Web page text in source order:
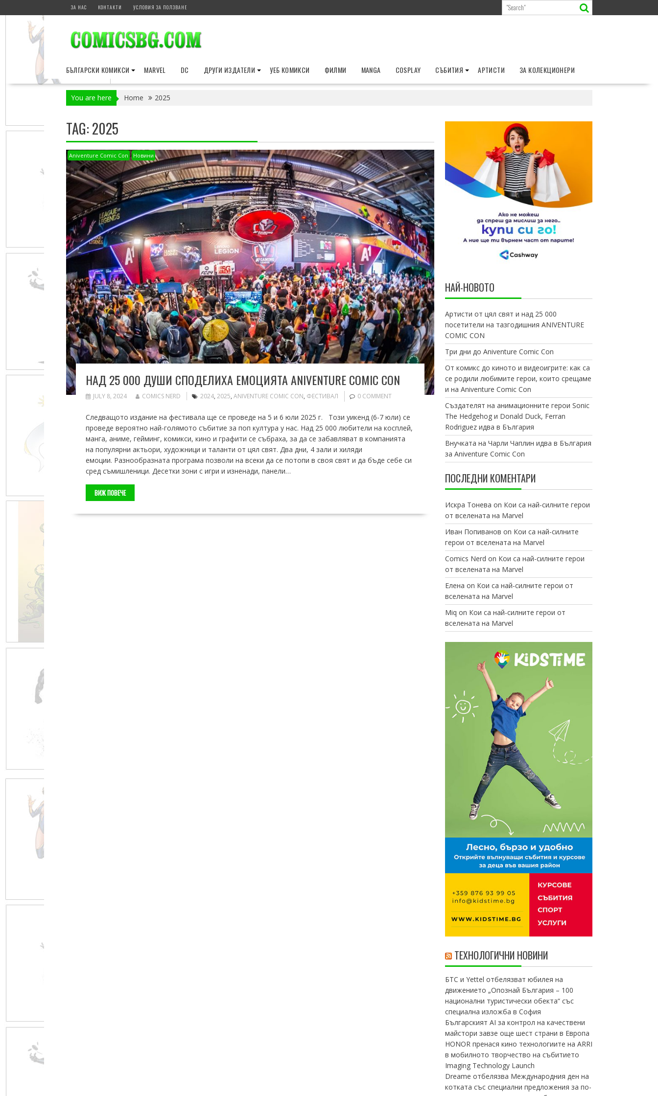
to
ЗА НАС КОНТАКТИ УСЛОВИЯ ЗА ПОЛЗВАНЕ
БЪЛГАРСКИ КОМИКСИ MARVEL DC ДРУГИ ИЗДАТЕЛИ УЕБ КОМИКСИ ФИЛМИ MANGA COSPLAY СЪБИТИЯ АРТИСТИ ЗА КОЛЕКЦИОНЕРИ
You are here Home 2025
TAG:2025
Aniventure Comic Con Новини
НАД 25 000 ДУШИ СПОДЕЛИХА ЕМОЦИЯТА ANIVENTURE COMIC CON
JULY 8, 2024 COMICS NERD 2024, 2025, ANIVENTURE COMIC CON, ФЕСТИВАЛ 0 COMMENT
Следващото издание на фестивала ще се проведе на 5 и 6 юли 2025 г. Този уикенд (6-7 юли) се
проведе вероятно най-голямото събитие за поп култура у нас. Над 25 000 любители на косплей,
манга, аниме, гейминг, комикси, кино и графити се събраха, за да се забавляват в компанията
на популярни актьори, художници и таланти от цял свят. Два дни, 4 зали и хиляди
емоции. Разнообразната програма позволи на всеки да се потопи в своя свят и да бъде себе си
сред съмишленици. Десетки зони с игри и изненади, панели…
ВИЖ ПОВЕЧЕ
НАЙ-НОВОТО
Артисти от цял свят и над 25 000
посетители на тазгодишния ANIVENTURE
COMIC CON
Три дни до Aniventure Comic Con
От комикс до киното и видеоигрите: как са
се родили любимите герои, които срещаме
и на Aniventure Comic Con
Създателят на анимационните герои Sonic
The Hedgehog и Donald Duck, Ferran
Rodriguez идва в България
Внучката на Чарли Чаплин идва в България
за Aniventure Comic Con
ПОСЛЕДНИ КОМЕНТАРИ
Искра Тонева on Кои са най-силните герои
от вселената на Marvel
Иван Попиванов on Кои са най-силните
герои от вселената на Marvel
Comics Nerd on Кои са най-силните герои
от вселената на Marvel
Елена on Кои са най-силните герои от
вселената на Marvel
Miq on Кои са най-силните герои от
вселената на Marvel
ТЕХНОЛОГИЧНИ НОВИНИ
БТС и Yettel отбелязват юбилея на
движението „Опознай България – 100
национални туристически обекта“ със
специална изложба в София
Българският AI за контрол на качествени
майстори завзе още шест страни в Европа
HONOR пренася кино технологиите на ARRI
в мобилното творчество на събитието
Imaging Technology Launch
Dreame отбелязва Международния ден на
котката със специални предложения за по-